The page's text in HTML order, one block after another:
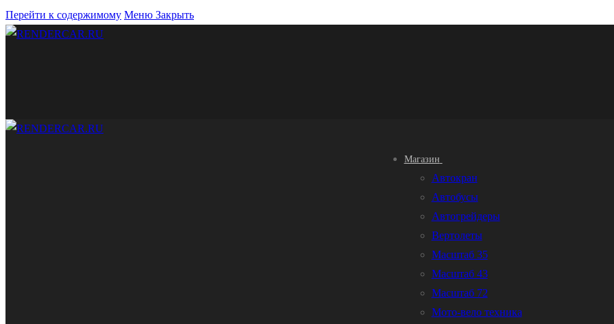
Перейти к содержимому Меню Закрыть
Магазин
Автокран
Автобусы
Автогрейдеры
Вертолеты
Масштаб 35
Масштаб 43
Масштаб 72
Мото-вело техника